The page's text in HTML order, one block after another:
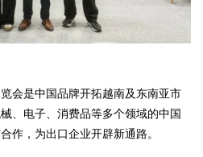
会是中国品牌开拓越南及东南亚市
、电子、消费品等多个领域的中国
作，为出口企业开辟新通路。